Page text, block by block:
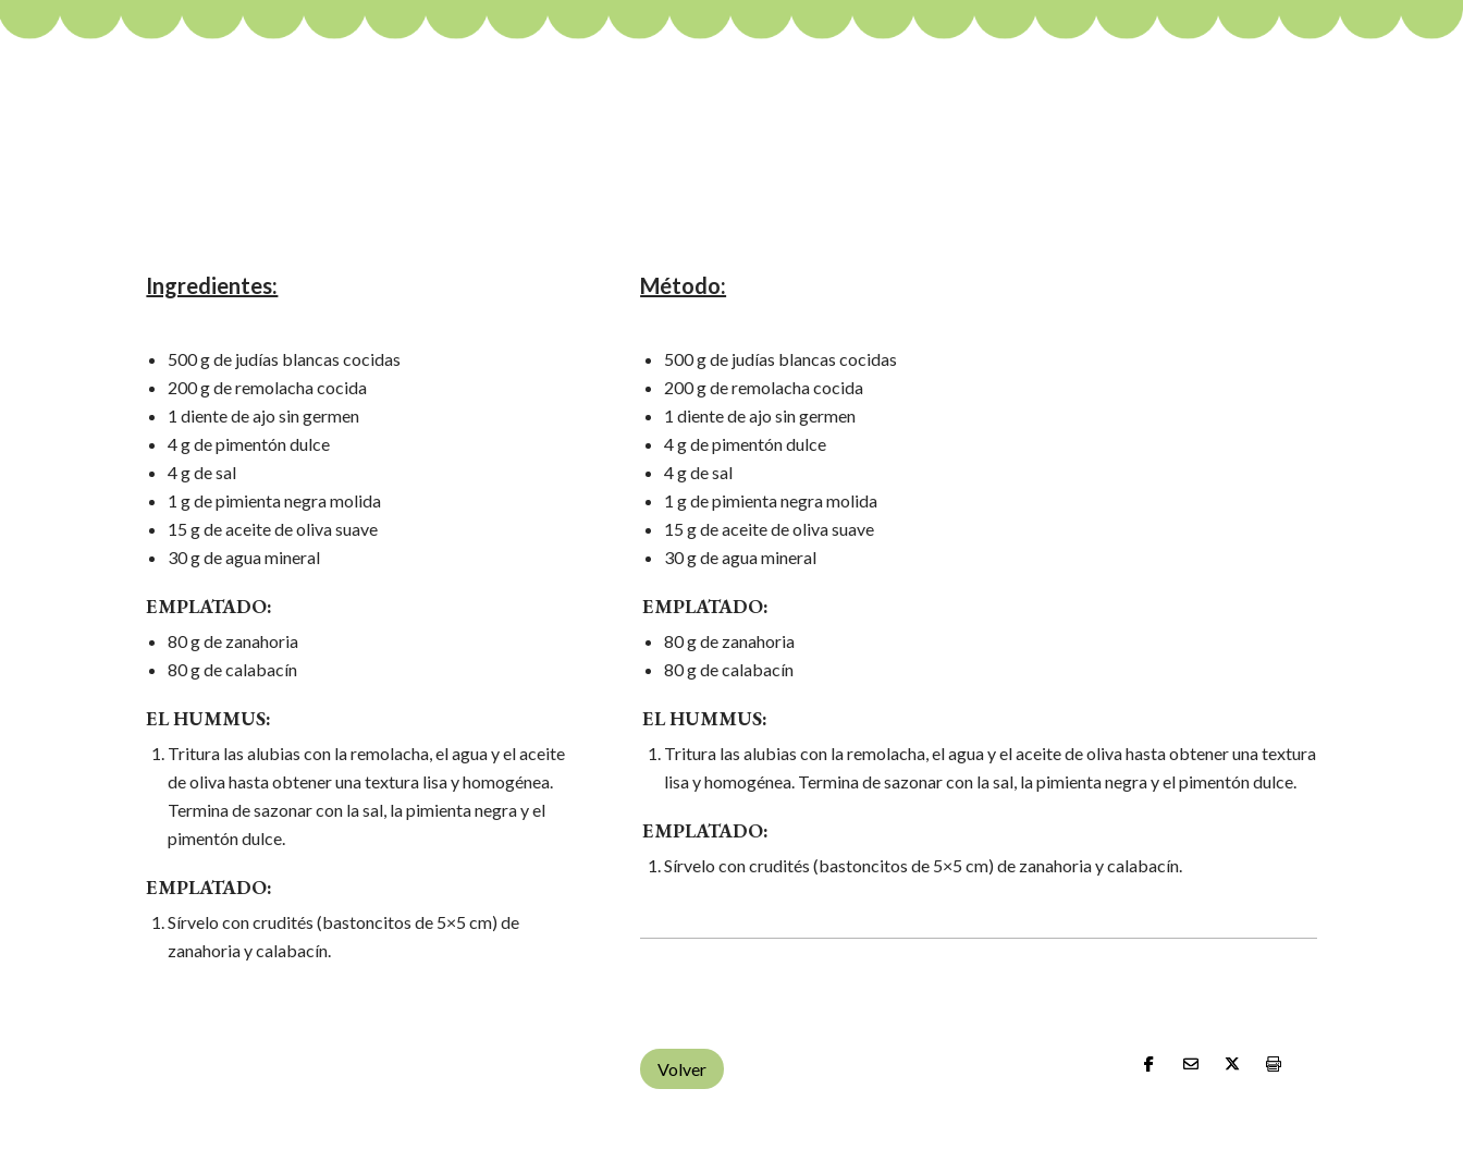
Ingredientes:
500 g de judías blancas cocidas
200 g de remolacha cocida
1 diente de ajo sin germen
4 g de pimentón dulce
4 g de sal
1 g de pimienta negra molida
15 g de aceite de oliva suave
30 g de agua mineral
EMPLATADO:
80 g de zanahoria
80 g de calabacín
EL HUMMUS:
Tritura las alubias con la remolacha, el agua y el aceite
de oliva hasta obtener una textura lisa y homogénea.
Termina de sazonar con la sal, la pimienta negra y el
pimentón dulce.
EMPLATADO:
Sírvelo con crudités (bastoncitos de 5×5 cm) de
zanahoria y calabacín.
Método:
500 g de judías blancas cocidas
200 g de remolacha cocida
1 diente de ajo sin germen
4 g de pimentón dulce
4 g de sal
1 g de pimienta negra molida
15 g de aceite de oliva suave
30 g de agua mineral
EMPLATADO:
80 g de zanahoria
80 g de calabacín
EL HUMMUS:
Tritura las alubias con la remolacha, el agua y el aceite de oliva hasta obtener una textura
lisa y homogénea. Termina de sazonar con la sal, la pimienta negra y el pimentón dulce.
EMPLATADO:
Sírvelo con crudités (bastoncitos de 5×5 cm) de zanahoria y calabacín.
Volver